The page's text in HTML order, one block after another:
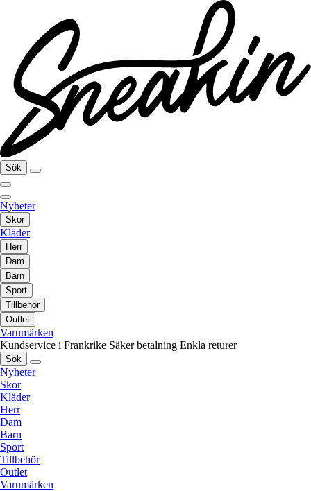
Sök
Nyheter
Skor
Kläder
Herr
Dam
Barn
Sport
Tillbehör
Outlet
Varumärken
Kundservice i Frankrike Säker betalning Enkla returer
Sök
Nyheter
Skor
Kläder
Herr
Dam
Barn
Sport
Tillbehör
Outlet
Varumärken